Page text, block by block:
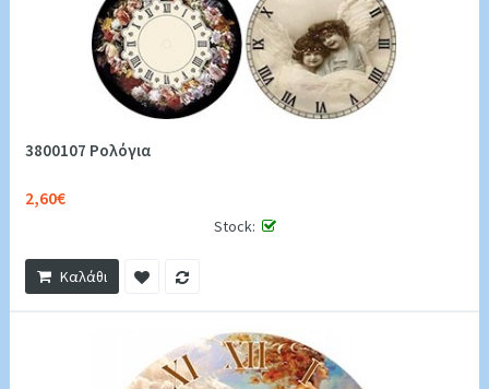
3800107 Ρολόγια
2,60€
Stock:
Καλάθι